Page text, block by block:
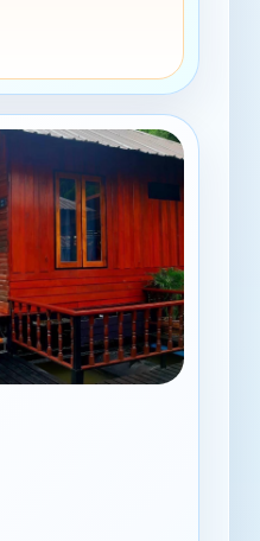
น )
ำอุ่น ตู้เย็น)
ง